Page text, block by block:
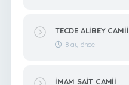
TECDE ALİBEY CAMİİ
8 ay önce
İMAM SAİT CAMİİ